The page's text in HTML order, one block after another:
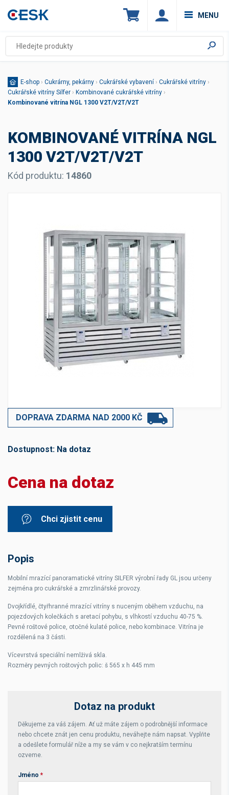
MENU
E-shop › Cukrárny, pekárny › Cukrářské vybavení › Cukrářské vitríny ›
Cukrářské vitríny Silfer › Kombinované cukrářské vitríny ›
Kombinované vitrína NGL 1300 V2T/V2T/V2T
KOMBINOVANÉ VITRÍNA NGL
1300 V2T/V2T/V2T
Kód produktu: 14860
DOPRAVA ZDARMA NAD 2000 KČ
Dostupnost: Na dotaz
Cena na dotaz
Chci zjistit cenu
Popis
Mobilní mrazící panoramatické vitríny SILFER výrobní řady GL jsou určeny
zejména pro cukrářské a zmrzlinářské provozy.
Dvojkřídlé, čtyřhranné mrazící vitríny s nuceným oběhem vzduchu, na
pojezdových kolečkách s aretací pohybu, s vlhkostí vzduchu 40-75 %.
Pevné roštové police, otočné kulaté police, nebo kombinace. Vitrína je
rozdělená na 3 části.
Vícevrstvá speciální nemlživá skla.
Rozměry pevných roštových polic: š 565 x h 445 mm
Dotaz na produkt
Děkujeme za váš zájem. Ať už máte zájem o podrobnější informace
nebo chcete znát jen cenu produktu, neváhejte nám napsat. Vyplňte
a odešlete formulář níže a my se vám v co nejkratším termínu
ozveme.
Jméno *